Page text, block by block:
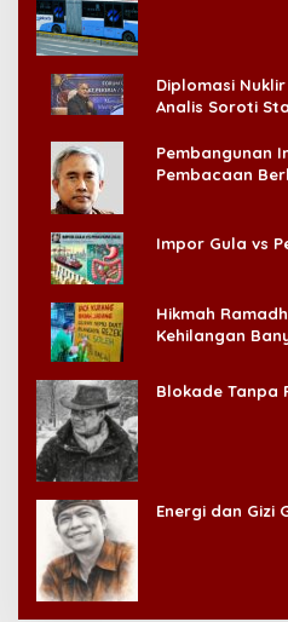
Diplomasi
Analis Soroti
Pembangunan
Pembacaan
Impor Gula vs
Hikmah
Kehilangan
Blokade Tanpa
Energi dan Gizi